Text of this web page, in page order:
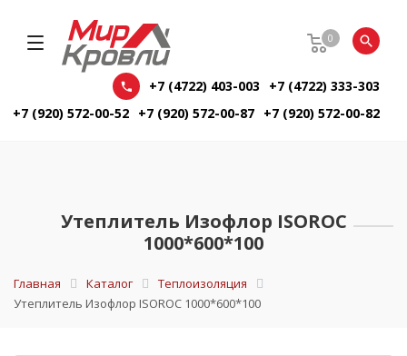
0
+7 (4722) 403-003
+7 (4722) 333-303
+7 (920) 572-00-52 +7 (920) 572-00-87 +7 (920) 572-00-82
Утеплитель Изофлор ISOROC
1000*600*100
Главная Каталог
Теплоизоляция
Утеплитель Изофлор ISOROC 1000*600*100